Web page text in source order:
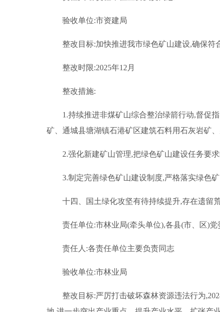
验收单位:市资建局
整改目标:加快推进我市绿色矿山建设,确保符
整改时限:2025年12月
整改措施:
1.持续推进非煤矿山综合整治绿箭行动,督促
矿、通城县塘湖镇石港矿区建筑石料用石灰岩矿
2.强化新建矿山管理,把绿色矿山建设任务要
3.制定完善绿色矿山建设制度,严格落实绿色
十四、国土绿化攻坚有待持续提升,存在遗留
责任单位:市林业局(牵头单位),各县(市、区)党
责任人:各责任单位主要负责同志
验收单位:市林业局
整改目标:严厉打击破坏森林资源违法行为